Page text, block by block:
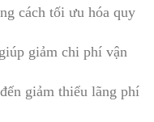
cách tối ưu hóa quy
giảm chi phí vận
giảm thiểu lãng phí